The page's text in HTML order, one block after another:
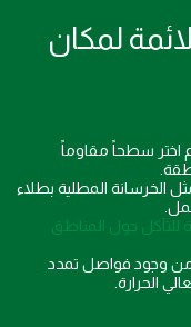
لمكان
اختر سطحاً مقاوماً
الخرسانة المطلية بطلاء
حول المناطق
من وجود فواصل تمدد
الحرارة.